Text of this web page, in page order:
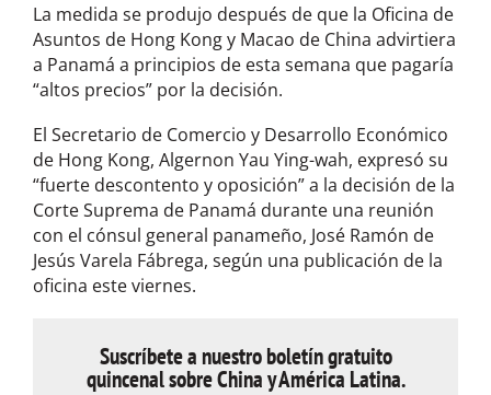
La medida se produjo después de que la Oficina de
Asuntos de Hong Kong y Macao de China advirtiera
a Panamá a principios de esta semana que pagaría
“altos precios” por la decisión.
El Secretario de Comercio y Desarrollo Económico
de Hong Kong, Algernon Yau Ying-wah, expresó su
“fuerte descontento y oposición” a la decisión de la
Corte Suprema de Panamá durante una reunión
con el cónsul general panameño, José Ramón de
Jesús Varela Fábrega, según una publicación de la
oficina este viernes.
Suscríbete a nuestro boletín gratuito
quincenal sobre China y América Latina.